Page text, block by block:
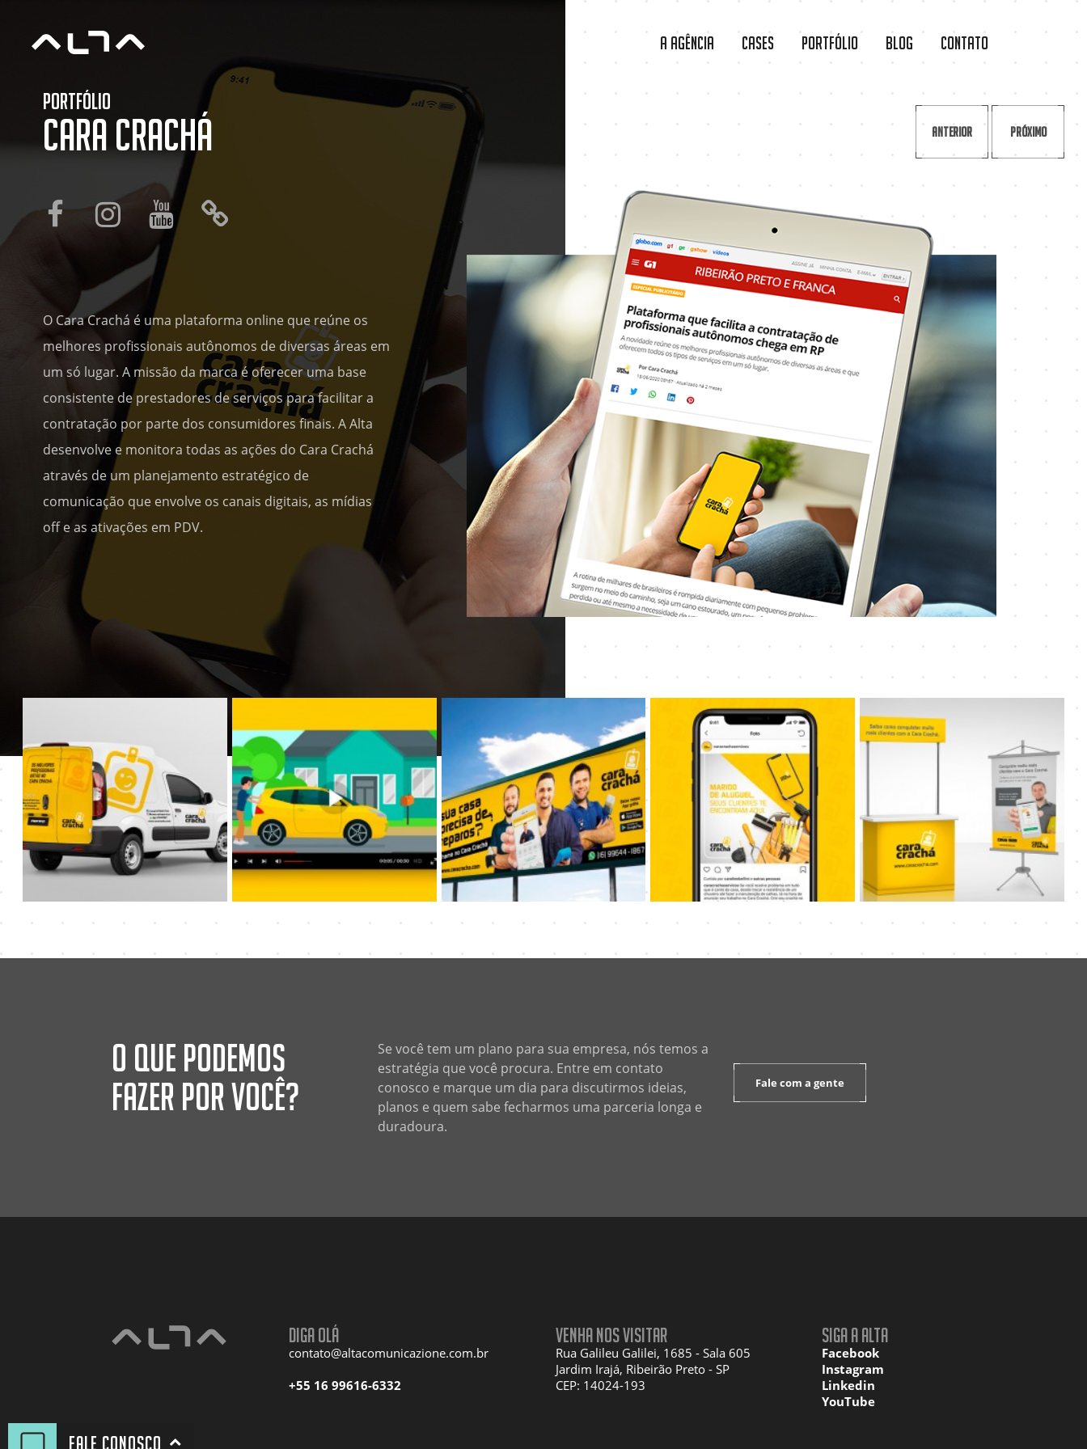
A Agência Cases Portfólio Blog Contato
Anterior Próximo
Portfólio
Cara Crachá
O Cara Crachá é uma plataforma online que reúne os
melhores profissionais autônomos de diversas áreas em
um só lugar. A missão da marca é oferecer uma base
consistente de prestadores de serviços para facilitar a
contratação por parte dos consumidores finais. A Alta
desenvolve e monitora todas as ações do Cara Crachá
através de um planejamento estratégico de
comunicação que envolve os canais digitais, as mídias
off e as ativações em PDV.
O que podemos
fazer por você?
Se você tem um plano para sua empresa, nós temos a
estratégia que você procura. Entre em contato
conosco e marque um dia para discutirmos ideias,
planos e quem sabe fecharmos uma parceria longa e
duradoura.
Fale com a gente
Diga olá
contato@altacomunicazione.com.br
+55 16 99616-6332
Venha nos visitar
Rua Galileu Galilei, 1685 - Sala 605
Jardim Irajá, Ribeirão Preto - SP
CEP: 14024-193
Siga a Alta
Facebook
Instagram
Linkedin
YouTube
Fale conosco